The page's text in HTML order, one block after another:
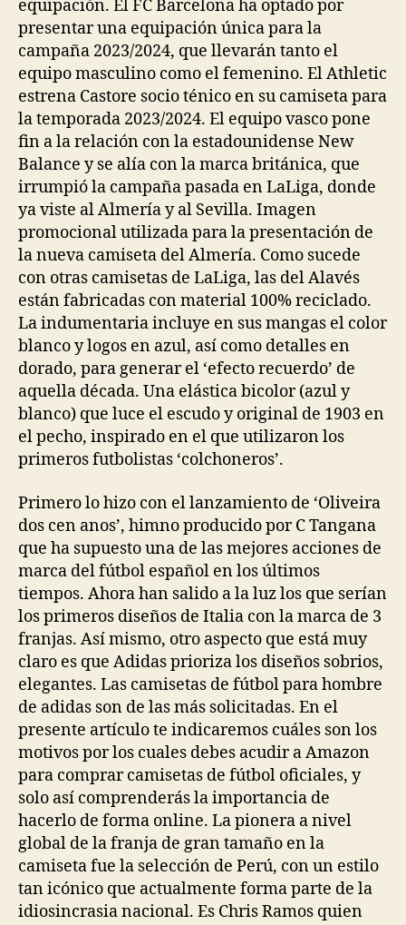
equipación. El FC Barcelona ha optado por
presentar una equipación única para la
campaña 2023/2024, que llevarán tanto el
equipo masculino como el femenino. El Athletic
estrena Castore socio ténico en su camiseta para
la temporada 2023/2024. El equipo vasco pone
fin a la relación con la estadounidense New
Balance y se alía con la marca británica, que
irrumpió la campaña pasada en LaLiga, donde
ya viste al Almería y al Sevilla. Imagen
promocional utilizada para la presentación de
la nueva camiseta del Almería. Como sucede
con otras camisetas de LaLiga, las del Alavés
están fabricadas con material 100% reciclado.
La indumentaria incluye en sus mangas el color
blanco y logos en azul, así como detalles en
dorado, para generar el ‘efecto recuerdo’ de
aquella década. Una elástica bicolor (azul y
blanco) que luce el escudo y original de 1903 en
el pecho, inspirado en el que utilizaron los
primeros futbolistas ‘colchoneros’.
Primero lo hizo con el lanzamiento de ‘Oliveira
dos cen anos’, himno producido por C Tangana
que ha supuesto una de las mejores acciones de
marca del fútbol español en los últimos
tiempos. Ahora han salido a la luz los que serían
los primeros diseños de Italia con la marca de 3
franjas. Así mismo, otro aspecto que está muy
claro es que Adidas prioriza los diseños sobrios,
elegantes. Las camisetas de fútbol para hombre
de adidas son de las más solicitadas. En el
presente artículo te indicaremos cuáles son los
motivos por los cuales debes acudir a Amazon
para comprar camisetas de fútbol oficiales, y
solo así comprenderás la importancia de
hacerlo de forma online. La pionera a nivel
global de la franja de gran tamaño en la
camiseta fue la selección de Perú, con un estilo
tan icónico que actualmente forma parte de la
idiosincrasia nacional. Es Chris Ramos quien